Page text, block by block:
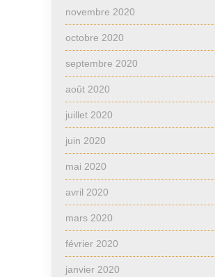
novembre 2020
octobre 2020
septembre 2020
août 2020
juillet 2020
juin 2020
mai 2020
avril 2020
mars 2020
février 2020
janvier 2020